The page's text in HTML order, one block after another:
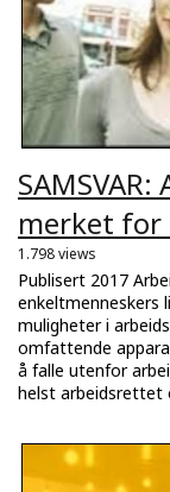
merket for
1.798 views
Publisert 2017
enkeltmenneskers
muligheter i
omfattende
å falle utenfor
helst arbeidsrettet